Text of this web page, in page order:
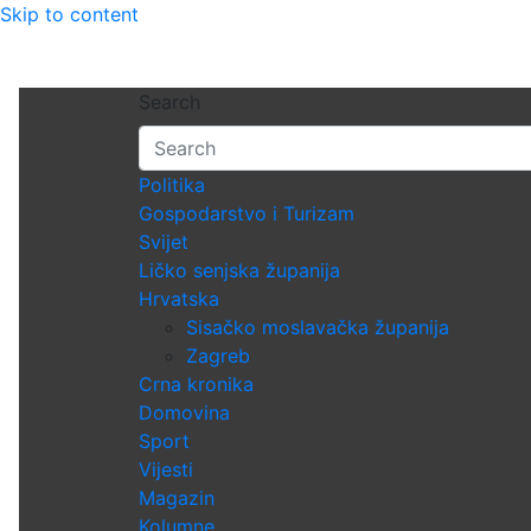
Skip to content
Search
Politika
Gospodarstvo i Turizam
Svijet
Ličko senjska županija
Hrvatska
Sisačko moslavačka županija
Zagreb
Crna kronika
Domovina
Sport
Vijesti
Magazin
Kolumne